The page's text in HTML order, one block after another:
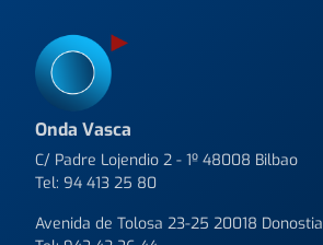
Onda Vasca
C/ Padre Lojendio 2 - 1º 48008 Bilbao
Tel: 94 413 25 80
Avenida de Tolosa 23-25 20018 Donostia